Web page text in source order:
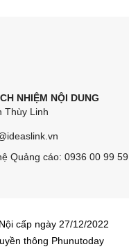
NHIỆM NỘI DUNG
Thùy Linh
Quảng cáo: 0936 00 99 59
cấp ngày 27/12/2022
thông Phunutoday